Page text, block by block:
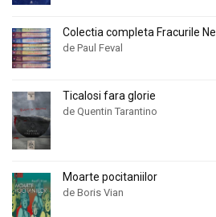
Colectia completa Fracurile
de Paul Feval
Ticalosi fara glorie
de Quentin Tarantino
Moarte pocitaniilor
de Boris Vian